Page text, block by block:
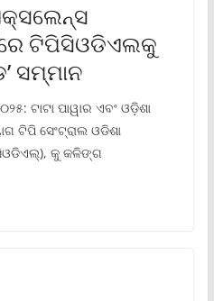
ଟିପିସିଓଡିଏଲକୁ
ସମ୍ମାନ
ଟାଟା ପାୱାର ଏବଂ ଓଡ଼ିଶା
ସେଂଟ୍ରାଲ ଓଡିଶା
କୁ କଳିଙ୍ଗ